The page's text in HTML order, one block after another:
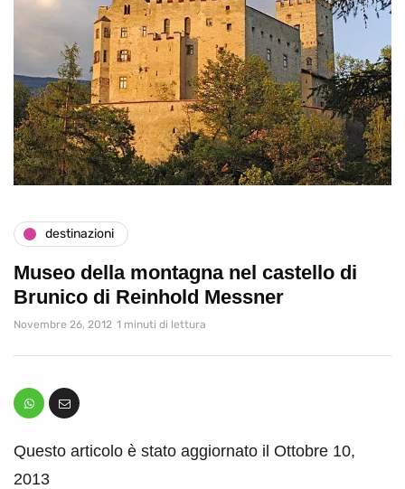
destinazioni
Museo della montagna nel castello di
Brunico di Reinhold Messner
Novembre 26, 2012 1 minuti di lettura
Questo articolo è stato aggiornato il Ottobre 10,
2013